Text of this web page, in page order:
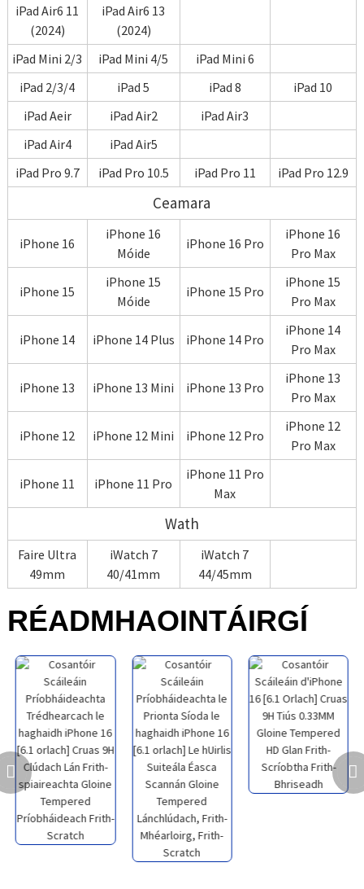
iPad Air6 11
(2024)
iPad Air6 13
(2024)
iPad Mini 2/3
iPad Mini 4/5
iPad Mini 6
iPad 2/3/4
iPad 5 iPad 8
iPad 10
iPad Aeir
iPad Air2
iPad Air3
iPad Air4
iPad Air5
iPad Pro 9.7
iPad Pro 10.5 iPad Pro 11 iPad Pro 12.9
Ceamara
iPhone 16
iPhone 16
Móide
iPhone 16 Pro
iPhone 16
Pro Max
iPhone 15
iPhone 15
Móide
iPhone 15 Pro
iPhone 15
Pro Max
iPhone 14 iPhone 14 Plus iPhone 14 Pro
iPhone 14
Pro Max
iPhone 13 iPhone 13 Mini iPhone 13 Pro
iPhone 13
Pro Max
iPhone 12 iPhone 12 Mini iPhone 12 Pro
iPhone 12
Pro Max
iPhone 11 iPhone 11 Pro
iPhone 11 Pro
Max
Wath
Faire Ultra
49mm
iWatch 7
40/41mm
iWatch 7
44/45mm
RÉADMHAOINTÁIRGÍ